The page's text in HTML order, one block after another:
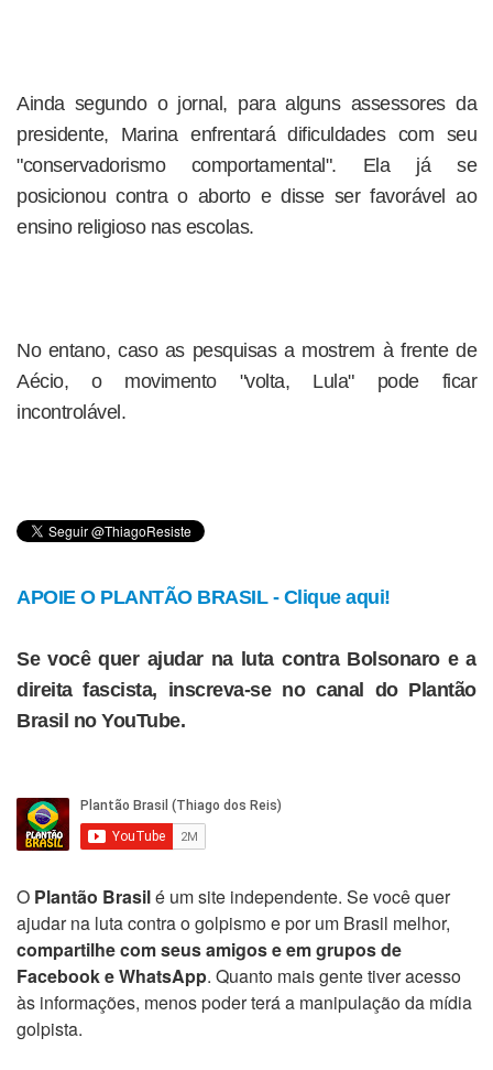
Ainda segundo o jornal, para alguns assessores da
presidente, Marina enfrentará dificuldades com seu
"conservadorismo comportamental". Ela já se
posicionou contra o aborto e disse ser favorável ao
ensino religioso nas escolas.
No entano, caso as pesquisas a mostrem à frente de
Aécio, o movimento "volta, Lula" pode ficar
incontrolável.
APOIE O PLANTÃO BRASIL - Clique aqui!
Se você quer ajudar na luta contra Bolsonaro e a
direita fascista, inscreva-se no canal do Plantão
Brasil no YouTube.
O Plantão Brasilé um site independente. Se você quer
ajudar na luta contra o golpismo e por um Brasil melhor,
compartilhe com seus amigos e em grupos de
Facebook e WhatsApp. Quanto mais gente tiver acesso
às informações, menos poder terá a manipulação da mídia
golpista.